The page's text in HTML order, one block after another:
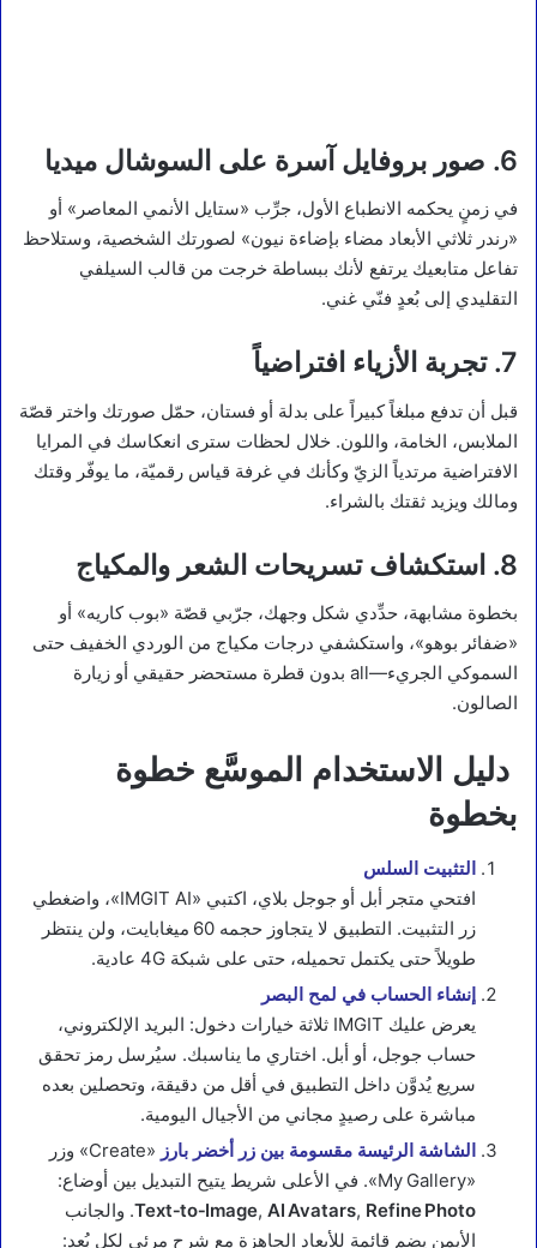
6. صور بروفايل آسرة على السوشال ميديا
في زمنٍ يحكمه الانطباع الأول، جرِّب «ستايل الأنمي المعاصر» أو
«رندر ثلاثي الأبعاد مضاء بإضاءة نيون» لصورتك الشخصية، وستلاحظ
تفاعل متابعيك يرتفع لأنك ببساطة خرجت من قالب السيلفي
التقليدي إلى بُعدٍ فنّي غني.
7. تجربة الأزياء افتراضياً
قبل أن تدفع مبلغاً كبيراً على بدلة أو فستان، حمّل صورتك واختر قصّة
الملابس، الخامة، واللون. خلال لحظات سترى انعكاسك في المرايا
الافتراضية مرتدياً الزيّ وكأنك في غرفة قياس رقميّة، ما يوفّر وقتك
ومالك ويزيد ثقتك بالشراء.
8. استكشاف تسريحات الشعر والمكياج
بخطوة مشابهة، حدِّدي شكل وجهك، جرّبي قصّة «بوب كاريه» أو
«ضفائر بوهو»، واستكشفي درجات مكياج من الوردي الخفيف حتى
السموكي الجريء—all بدون قطرة مستحضر حقيقي أو زيارة
الصالون.
دليل الاستخدام الموسَّع خطوة
بخطوة
التثبيت السلس
افتحي متجر أبل أو جوجل بلاي، اكتبي «IMGIT AI»، واضغطي
زر التثبيت. التطبيق لا يتجاوز حجمه 60 ميغابايت، ولن ينتظر
طويلاً حتى يكتمل تحميله، حتى على شبكة 4G عادية.
إنشاء الحساب في لمح البصر
يعرض عليك IMGIT ثلاثة خيارات دخول: البريد الإلكتروني،
حساب جوجل، أو أبل. اختاري ما يناسبك. سيُرسل رمز تحقق
سريع يُدوَّن داخل التطبيق في أقل من دقيقة، وتحصلين بعده
مباشرة على رصيدٍ مجاني من الأجيال اليومية.
الشاشة الرئيسة مقسومة بين زر أخضر بارز
«Create» وزر
«My Gallery». في الأعلى شريط يتيح التبديل بين أوضاع:
Text‑to‑Image, AI Avatars, Refine Photo
. والجانب
الأيمن يضم قائمة للأبعاد الجاهزة مع شرح مرئي لكل بُعد: